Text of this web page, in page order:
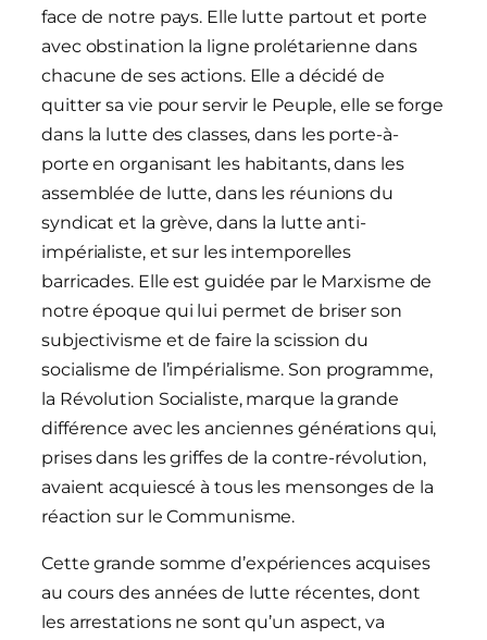
face de notre pays. Elle lutte partout et porte
avec obstination la ligne prolétarienne dans
chacune de ses actions. Elle a décidé de
quitter sa vie pour servir le Peuple, elle se forge
dans la lutte des classes, dans les porte-à-
porte en organisant les habitants, dans les
assemblée de lutte, dans les réunions du
syndicat et la grève, dans la lutte anti-
impérialiste, et sur les intemporelles
barricades. Elle est guidée par le Marxisme de
notre époque qui lui permet de briser son
subjectivisme et de faire la scission du
socialisme de l’impérialisme. Son programme,
la Révolution Socialiste, marque la grande
différence avec les anciennes générations qui,
prises dans les griffes de la contre-révolution,
avaient acquiescé à tous les mensonges de la
réaction sur le Communisme.
Cette grande somme d’expériences acquises
au cours des années de lutte récentes, dont
les arrestations ne sont qu’un aspect, va